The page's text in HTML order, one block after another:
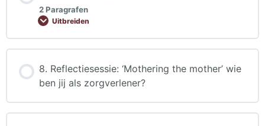
2 Paragrafen
Uitbreiden
8. Reflectiesessie: ‘Mothering the mother’ wie
ben jij als zorgverlener?